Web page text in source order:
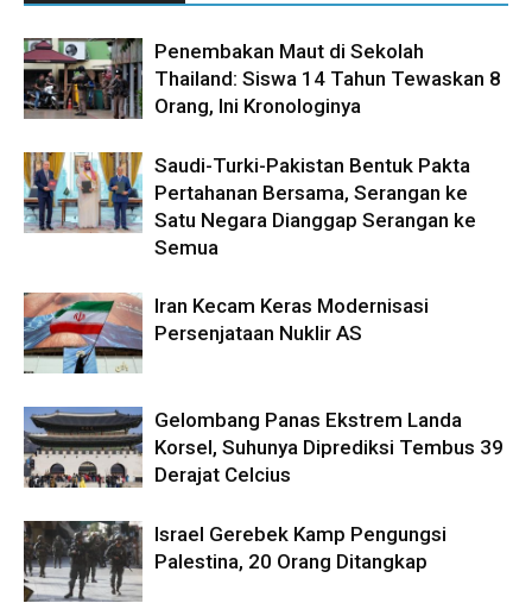
Penembakan Maut di Sekolah
Thailand: Siswa 14 Tahun Tewaskan 8
Orang, Ini Kronologinya
Saudi-Turki-Pakistan Bentuk Pakta
Pertahanan Bersama, Serangan ke
Satu Negara Dianggap Serangan ke
Semua
Iran Kecam Keras Modernisasi
Persenjataan Nuklir AS
Gelombang Panas Ekstrem Landa
Korsel, Suhunya Diprediksi Tembus 39
Derajat Celcius
Israel Gerebek Kamp Pengungsi
Palestina, 20 Orang Ditangkap